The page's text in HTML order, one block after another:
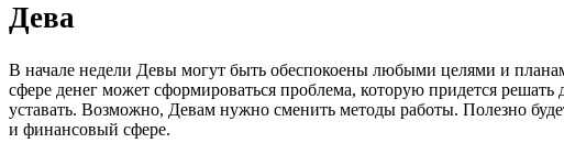
Дева
В начале недели Девы могут быть обеспокоены любыми целями и
сфере денег может сформироваться проблема, которую придется
уставать. Возможно, Девам нужно сменить методы работы. Полезно
и финансовый сфере.